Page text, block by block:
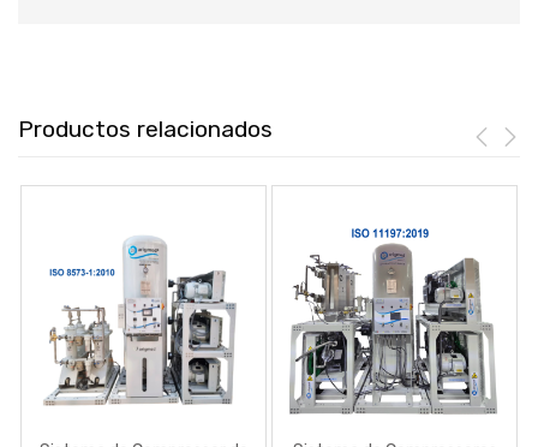
Productos relacionados